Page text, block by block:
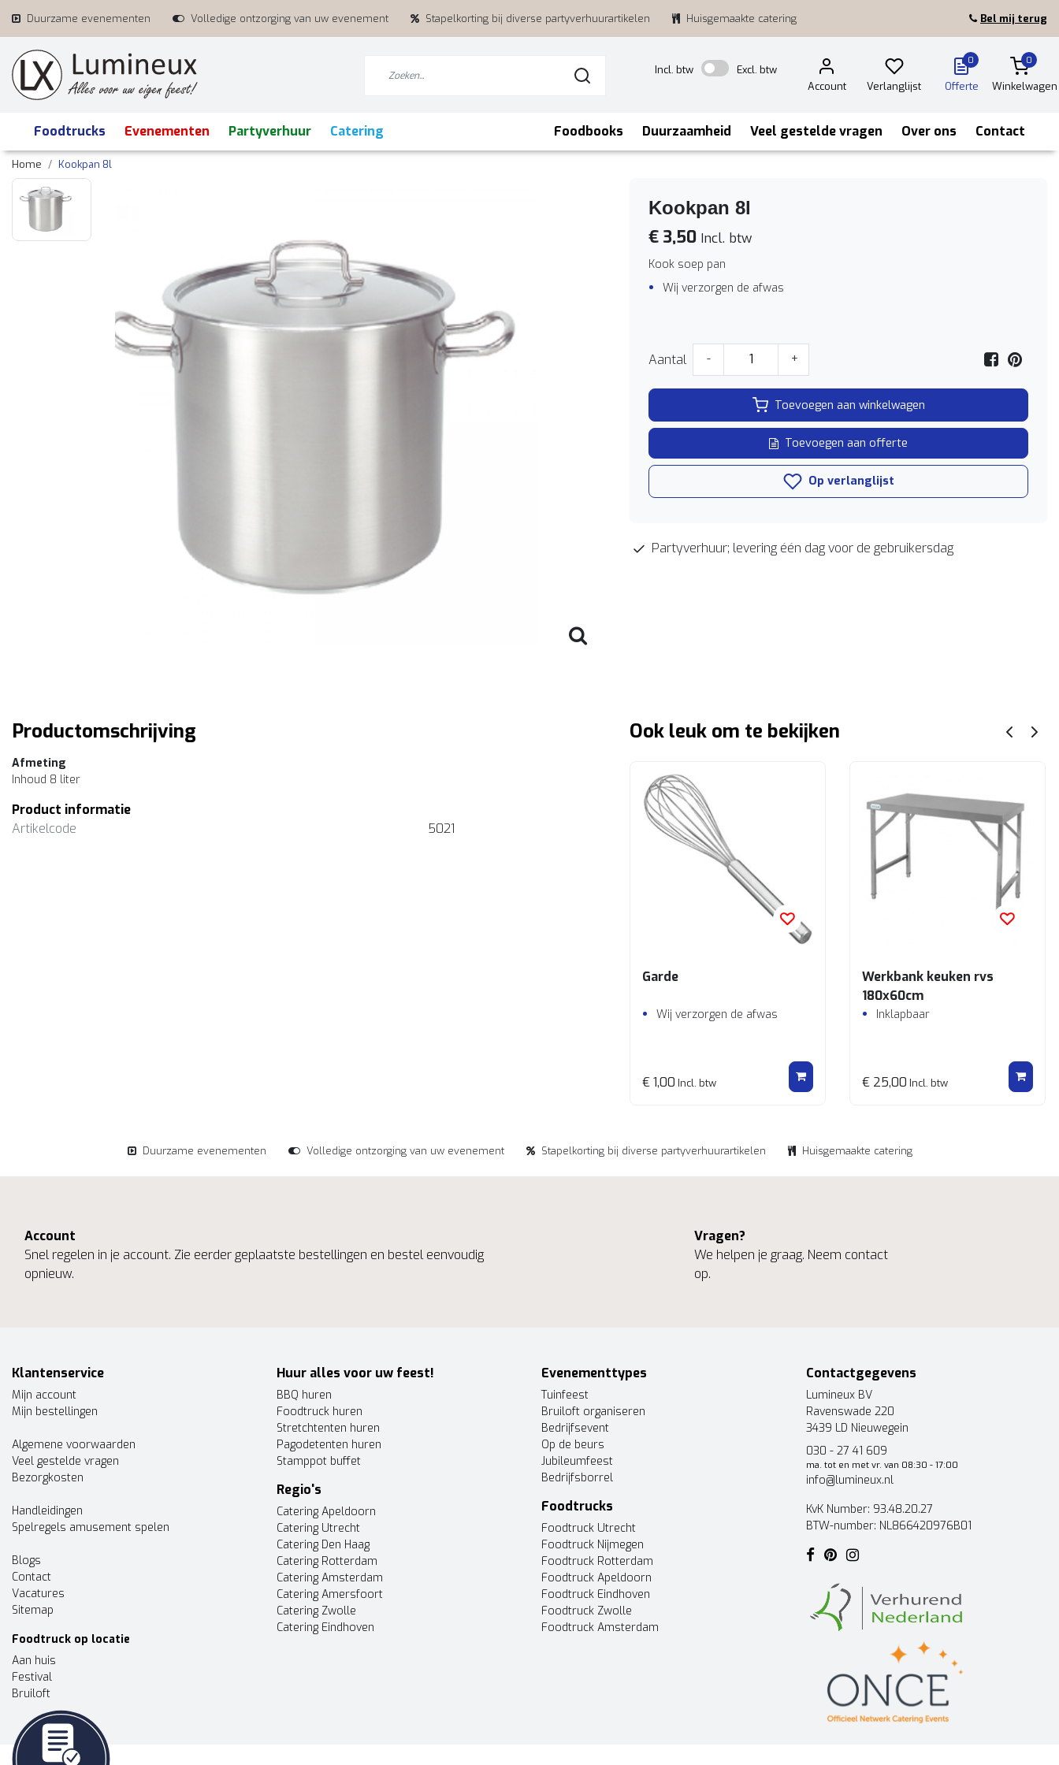
Duurzame evenementen Volledige ontzorging van uw evenement Stapelkorting bij diverse partyverhuurartikelen Huisgemaakte catering Bel mij terug
Incl. btw
Excl. btw
Account
Verlanglijst
0
Offerte
0
Winkelwagen
Foodtrucks Evenementen Partyverhuur Catering Foodbooks Duurzaamheid Veel gestelde vragen Over ons Contact
Home Kookpan 8l
Kookpan 8l
€ 3,50 Incl. btw
Kook soep pan
Wij verzorgen de afwas
Aantal - +
Toevoegen aan winkelwagen
Toevoegen aan offerte
Op verlanglijst
Partyverhuur; levering één dag voor de gebruikersdag
Productomschrijving
Afmeting
Inhoud 8 liter
Product informatie
Artikelcode
5021
Ook leuk om te bekijken
Garde
Wij verzorgen de afwas
€ 1,00 Incl. btw
Werkbank keuken rvs
180x60cm
Inklapbaar
€ 25,00 Incl. btw
Duurzame evenementen Volledige ontzorging van uw evenement Stapelkorting bij diverse partyverhuurartikelen Huisgemaakte catering
Account
Snel regelen in je account. Zie eerder geplaatste bestellingen en bestel eenvoudig
opnieuw.
Vragen?
We helpen je graag. Neem contact
op.
Klantenservice
Mijn account
Mijn bestellingen
Algemene voorwaarden
Veel gestelde vragen
Bezorgkosten
Handleidingen
Spelregels amusement spelen
Blogs
Contact
Vacatures
Sitemap
Foodtruck op locatie
Aan huis
Festival
Bruiloft
Huur alles voor uw feest!
BBQ huren
Foodtruck huren
Stretchtenten huren
Pagodetenten huren
Stamppot buffet
Regio's
Catering Apeldoorn
Catering Utrecht
Catering Den Haag
Catering Rotterdam
Catering Amsterdam
Catering Amersfoort
Catering Zwolle
Catering Eindhoven
Evenementtypes
Tuinfeest
Bruiloft organiseren
Bedrijfsevent
Op de beurs
Jubileumfeest
Bedrijfsborrel
Foodtrucks
Foodtruck Utrecht
Foodtruck Nijmegen
Foodtruck Rotterdam
Foodtruck Apeldoorn
Foodtruck Eindhoven
Foodtruck Zwolle
Foodtruck Amsterdam
Contactgegevens
Lumineux BV
Ravenswade 220
3439 LD Nieuwegein
030 - 27 41 609
ma. tot en met vr. van 08:30 - 17:00
info@lumineux.nl
KvK Number: 93.48.20.27
BTW-number: NL866420976B01